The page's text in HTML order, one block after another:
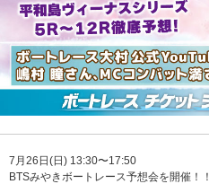
7月26日(日) 13:30〜17:50
BTSみやきボートレース予想会を開催！！